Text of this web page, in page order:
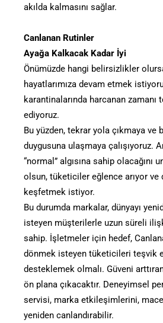
akılda kalmasını sağlar.
Canlanan Rutinler
Ayağa Kalkacak Kadar İyi
Önümüzde hangi belirsizlikler
hayatlarımıza devam etmek
karantinalarında harcanan zamanı
ediyoruz.
Bu yüzden, tekrar yola çıkmaya ve
duygusuna ulaşmaya çalışıyoruz.
“normal” algısına sahip olacağını
olsun, tüketiciler eğlence arıyor ve
keşfetmek istiyor.
Bu durumda markalar, dünyayı
isteyen müşterilerle uzun süreli
sahip. İşletmeler için hedef,
dönmek isteyen tüketicileri teşvik
desteklemek olmalı. Güveni
ön plana çıkacaktır. Deneyimsel
servisi, marka etkileşimlerini,
yeniden canlandırabilir.